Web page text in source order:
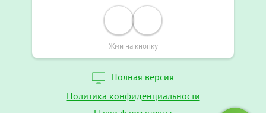
Жми на кнопку
Полная версия
Политика конфиденциальности